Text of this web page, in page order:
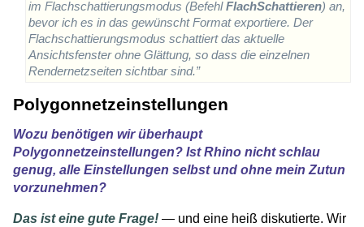
im Flachschattierungsmodus (BefehlFlachSchattieren) an,
bevor ich es in das gewünscht Format exportiere. Der
Flachschattierungsmodus schattiert das aktuelle
Ansichtsfenster ohne Glättung, so dass die einzelnen
Rendernetzseiten sichtbar sind.”
Polygonnetzeinstellungen
Wozu benötigen wir überhaupt
Polygonnetzeinstellungen? Ist Rhino nicht schlau
genug, alle Einstellungen selbst und ohne mein Zutun
vorzunehmen?
Das ist eine gute Frage! — und eine heiß diskutierte. Wir